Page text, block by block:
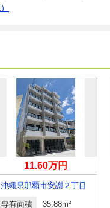
11.60万円
沖縄県那覇市安謝２丁目
専有面積 35.88m²